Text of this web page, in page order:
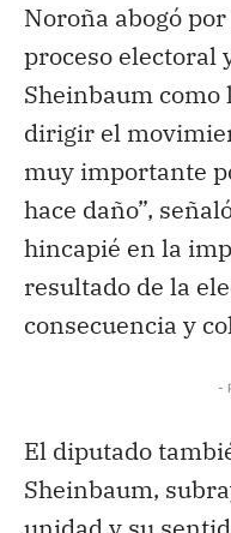
Noroña abogó
proceso electoral
Sheinbaum como
dirigir el
muy importante
hace daño”,
hincapié en la
resultado de la
consecuencia y
-
El diputado
Sheinbaum,